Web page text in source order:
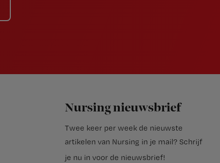
Nursing nieuwsbrief
Twee keer per week de nieuwste
artikelen van Nursing in je mail? Schrijf
je nu in voor de nieuwsbrief!